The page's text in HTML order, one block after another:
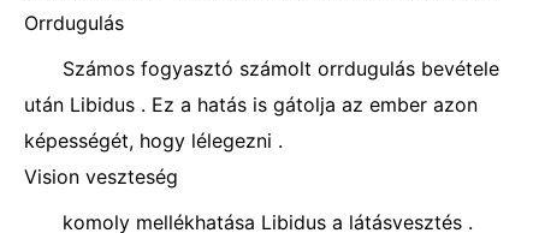
Orrdugulás
Számos fogyasztó számolt orrdugulás bevétele
után Libidus . Ez a hatás is gátolja az ember azon
képességét, hogy lélegezni .
Vision veszteség
komoly mellékhatása Libidus a látásvesztés .